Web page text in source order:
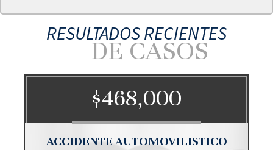
RESULTADOS RECIENTES
DE CASOS
$468,000
ACCIDENTE AUTOMOVILISTICO